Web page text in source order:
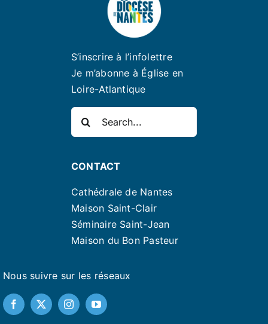
S’inscrire à l’infolettre
Je m’abonne à Église en
Loire-Atlantique
Nous suivre sur les réseaux
CONTACT
Cathédrale de Nantes
Maison Saint-Clair
Séminaire Saint-Jean
Maison du Bon Pasteur